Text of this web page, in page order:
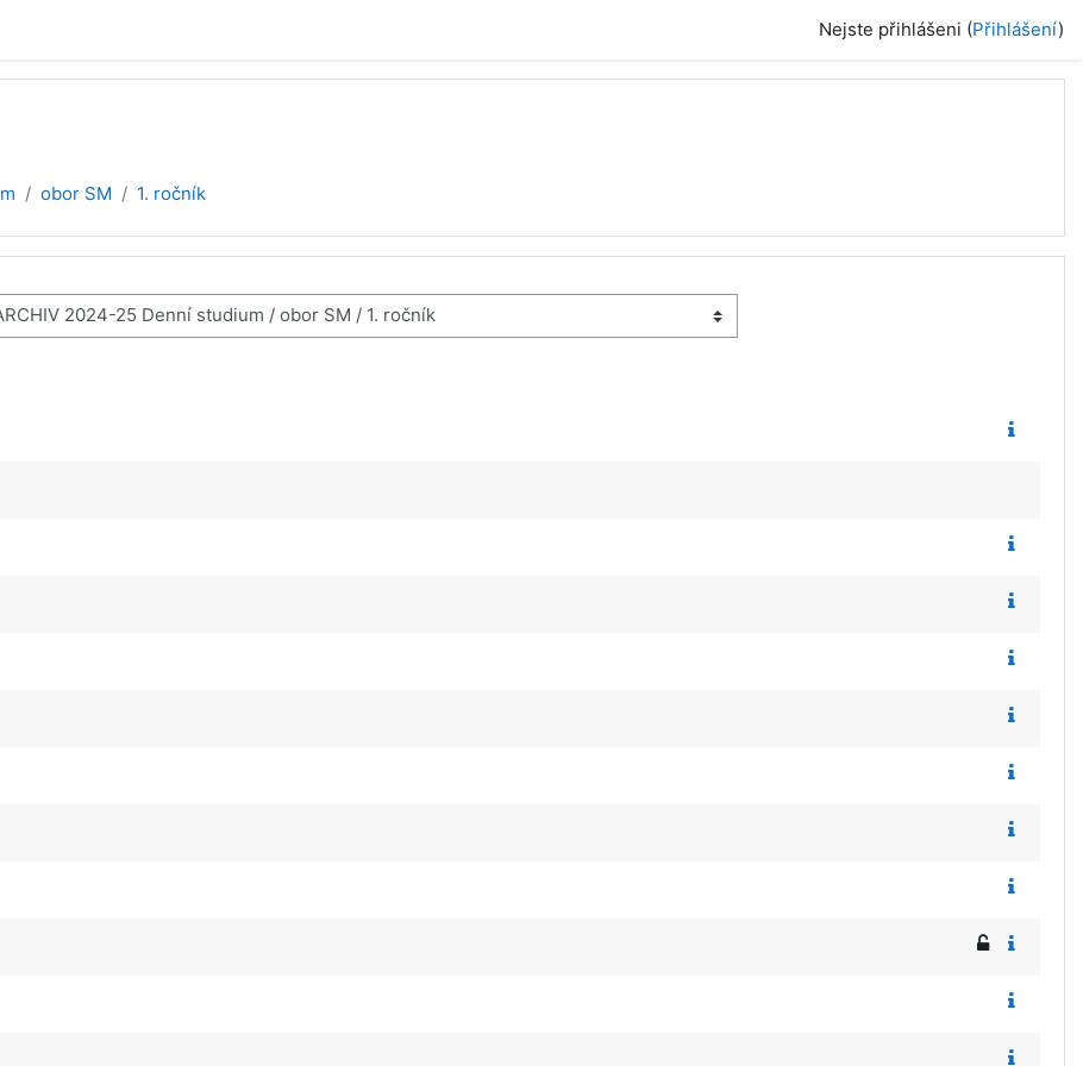
Nejste přihlášeni (Přihlášení)
obor SM 1. ročník